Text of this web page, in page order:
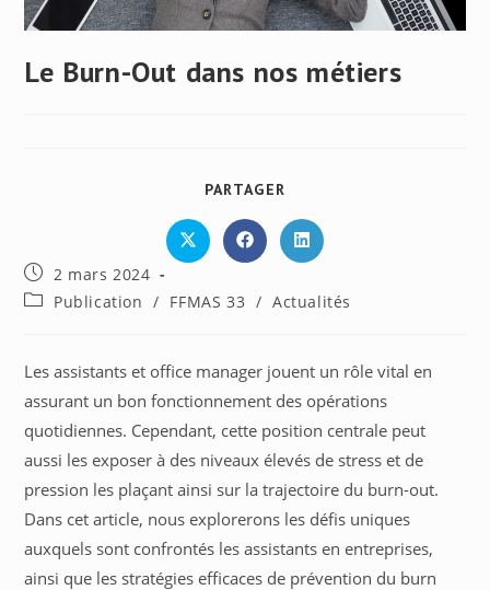
Le Burn-Out dans nos métiers
PARTAGER
CONTENU
Ouvrir
dans
autre
fenêtre
Ouvrir
dans
autre
fenêtre
Ouvrir
dans
autre
fenêtre
Publication
publiée :
2 mars 2024
PostPublication / FFMAS 33 / Actualités
Les assistants et office manager jouent un rôle vital en
assurant un bon fonctionnement des opérations
quotidiennes. Cependant, cette position centrale peut
aussi les exposer à des niveaux élevés de stress et de
pression les plaçant ainsi sur la trajectoire du burn-out.
Dans cet article, nous explorerons les défis uniques
auxquels sont confrontés les assistants en entreprises,
ainsi que les stratégies efficaces de prévention du burn